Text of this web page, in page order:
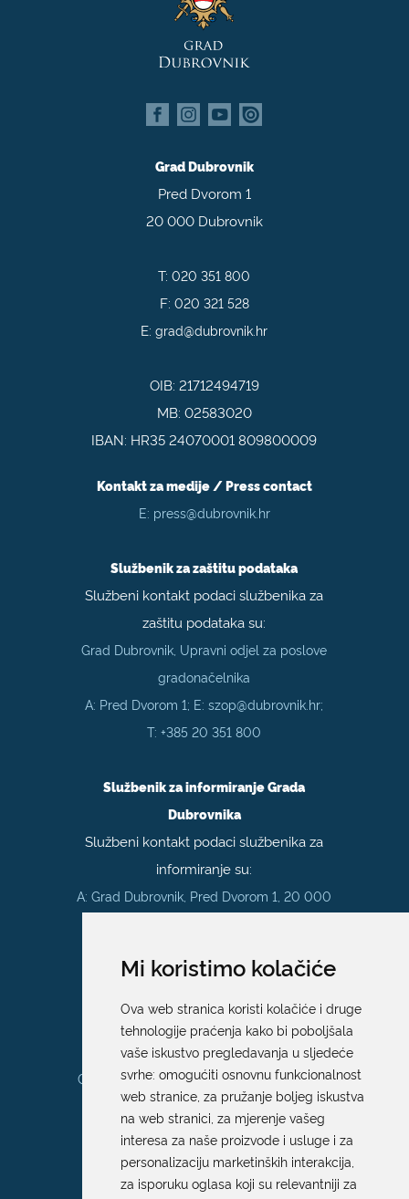
Mi koristimo kolačiće
Ova web stranica koristi kolačiće i druge
tehnologije praćenja kako bi poboljšala
vaše iskustvo pregledavanja u sljedeće
svrhe: omogućiti osnovnu funkcionalnost
web stranice, za pružanje boljeg iskustva
na web stranici za mjerenje vašeg
interesa za naše proizvode i usluge i za
personalizaciju marketinških interakcija
za isporuku oglasa koji su relevantniji za
Grad Dubrovnik
Pred Dvorom 1
20 000 Dubrovnik
T:020 351 800
F: 020 321 528
E:grad@dubrovnik.hr
OIB: 21712494719
MB: 02583020
IBAN: HR35 24070001 809800009
Kontakt za medije / Press contact
E: press@dubrovnik.hr
Službenik za zaštitu podataka
Službeni kontakt podaci službenika za
zaštitu podataka su:
Grad Dubrovnik, Upravni odjel za poslove
gradonačelnika
A: Pred Dvorom 1; E:szop@dubrovnik.hr;
T:+385 20 351 800
Službenik za informiranje Grada
Dubrovnika
Službeni kontakt podaci službenika za
informiranje su:
A: Grad Dubrovnik, Pred Dvorom 1, 20 000
Ured 205; rad sa strankama za sva
upravna tijela Grada Dubrovnika
Gundulićeva poljana 10, 20000 Dubrovnik
Radno vrijeme sa strankama:
Ponedjeljak – Petak; 9.00 – 12.00 sati
T:+385 20 351 879